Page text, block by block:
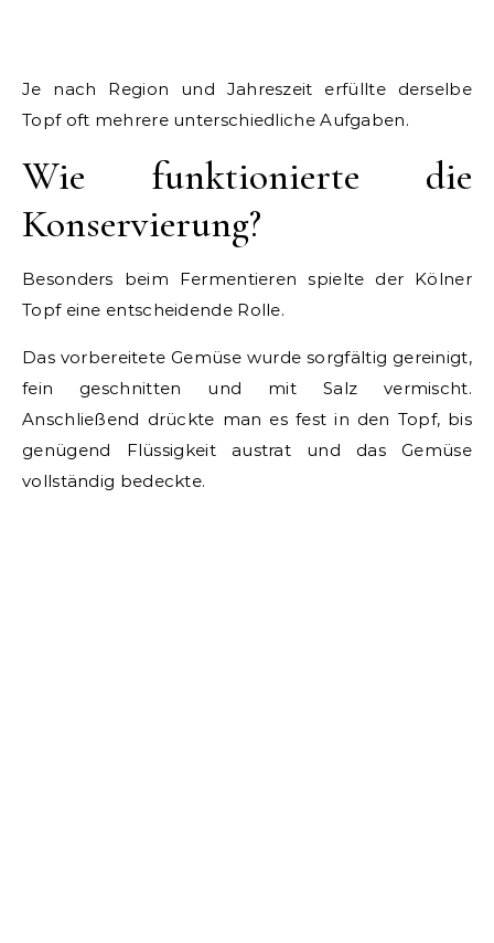
Je nach Region und Jahreszeit erfüllte derselbe
Topf oft mehrere unterschiedliche Aufgaben.
Wie funktionierte die
Konservierung?
Besonders beim Fermentieren spielte der Kölner
Topf eine entscheidende Rolle.
Das vorbereitete Gemüse wurde sorgfältig gereinigt,
fein geschnitten und mit Salz vermischt.
Anschließend drückte man es fest in den Topf, bis
genügend Flüssigkeit austrat und das Gemüse
vollständig bedeckte.